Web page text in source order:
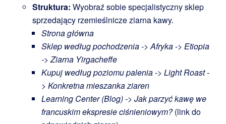
Struktura: Wyobraź sobie specjalistyczny sklep
sprzedający rzemieślnicze ziarna kawy.
Strona główna
Sklep według pochodzenia -> Afryka -> Etiopia
-> Ziarna Yirgacheffe
Kupuj według poziomu palenia -> Light Roast -
> Konkretna mieszanka ziaren
Learning Center (Blog) -> Jak parzyć kawę we
francuskim ekspresie ciśnieniowym?(link do